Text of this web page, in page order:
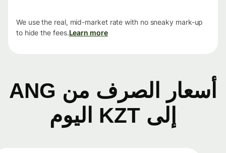
We use the real, mid-market rate with no sneaky mark-up
to hide the fees.Learn more
أسعار الصرف من ANG
إلى KZT اليوم